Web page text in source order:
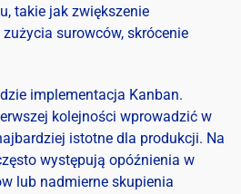
takie jak zwiększenie
surowców, skrócenie
implementacja Kanban.
kolejności wprowadzić w
istotne dla produkcji. Na
występują opóźnienia w
lub nadmierne skupienia